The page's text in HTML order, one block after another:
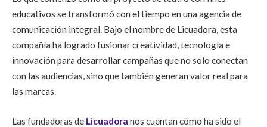
educativos se transformó con el tiempo en una agencia de
comunicación integral. Bajo el nombre de Licuadora, esta
compañía ha logrado fusionar creatividad, tecnología e
innovación para desarrollar campañas que no solo conectan
con las audiencias, sino que también generan valor real para
las marcas.
Las fundadoras de Licuadora nos cuentan cómo ha sido el